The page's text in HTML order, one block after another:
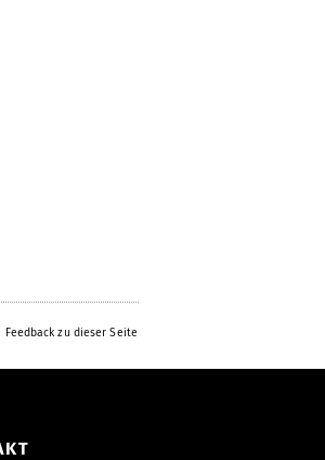
Feedback zu dieser Seite